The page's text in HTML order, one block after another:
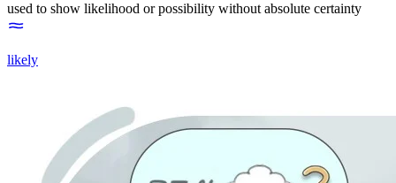
used to show likelihood or possibility without absolute certainty
likely